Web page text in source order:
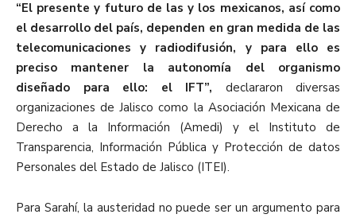
“El presente y futuro de las y los mexicanos, así como
el desarrollo del país, dependen en gran medida de las
telecomunicaciones y radiodifusión, y para ello es
preciso mantener la autonomía del organismo
diseñado para ello: el IFT”, declararon diversas
organizaciones de Jalisco como la Asociación Mexicana de
Derecho a la Información (Amedi) y el Instituto de
Transparencia, Información Pública y Protección de datos
Personales del Estado de Jalisco (ITEI).
Para Sarahí, la austeridad no puede ser un argumento para